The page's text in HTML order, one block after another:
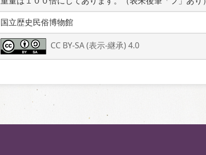
国立歴史民俗博物館
CC BY-SA (表示-継承) 4.0